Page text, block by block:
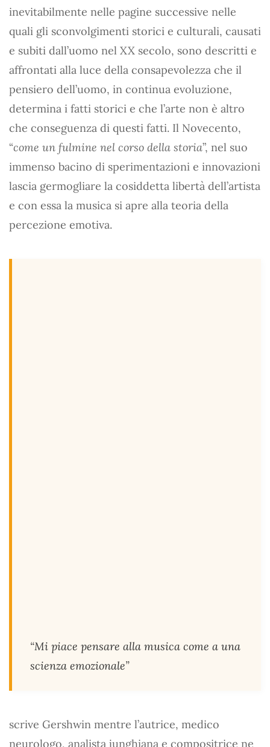
inevitabilmente nelle pagine successive nelle
quali gli sconvolgimenti storici e culturali, causati
e subiti dall’uomo nel XX secolo, sono descritti e
affrontati alla luce della consapevolezza che il
pensiero dell’uomo, in continua evoluzione,
determina i fatti storici e che l’arte non è altro
che conseguenza di questi fatti. Il Novecento,
“come un fulmine nel corso della storia”, nel suo
immenso bacino di sperimentazioni e innovazioni
lascia germogliare la cosiddetta libertà dell’artista
e con essa la musica si apre alla teoria della
percezione emotiva.
“Mi piace pensare alla musica come a una
scienza emozionale”
scrive Gershwin mentre l’autrice, medico
neurologo, analista junghiana e compositrice ne